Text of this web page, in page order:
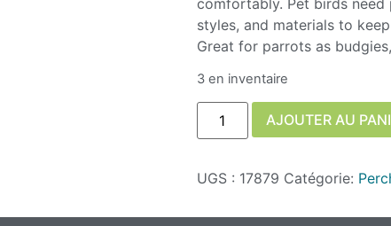
styles, and materials to
Great for parrots as
3 en inventaire
AJOUTER AU
UGS : 17879 Catégorie: